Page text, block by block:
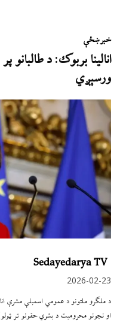
خبرښځې
انالینا بربوک: د
ورسېږي
Sedayedarya TV
2026-02-23
د ملګرو ملتونو د عمومي اسمبلې مشرې
او نجونو محرومیت د بشري حقونو تر